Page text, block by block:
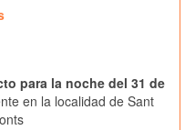
para la noche del 31 de
en la localidad de Sant